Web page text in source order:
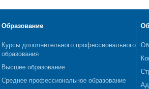
Образование
Курсы дополнительного профессионального
образования
Высшее образование
Среднее профессиональное образование